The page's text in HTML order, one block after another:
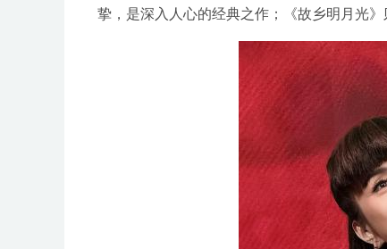
挚，是深入人心的经典之作；《故乡明月光》